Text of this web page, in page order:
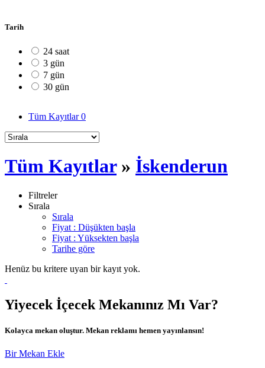
Tarih
24 saat
3 gün
7 gün
30 gün
Tüm Kayıtlar0
Tüm Kayıtlar» İskenderun
Filtreler
Sırala
Sırala
Fiyat : Düşükten başla
Fiyat : Yüksekten başla
Tarihe göre
Henüz bu kritere uyan bir kayıt yok.
Yiyecek İçecek Mekanınız Mı Var?
Kolayca mekan oluştur. Mekan reklamı hemen yayınlansın!
Bir Mekan Ekle